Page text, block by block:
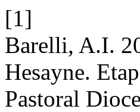
[1]
Barelli, A.I.
Hesayne.
Pastoral